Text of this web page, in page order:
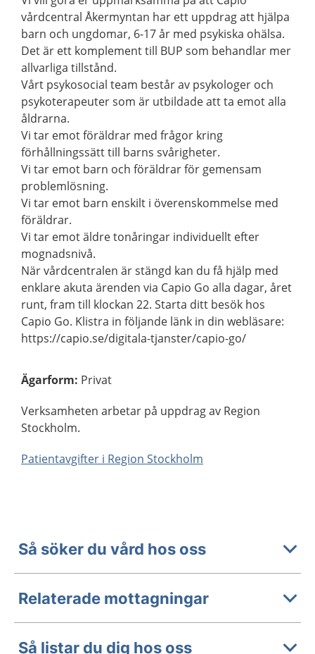
vårdcentral Åkermyntan har ett uppdrag att hjälpa
barn och ungdomar, 6-17 år med psykiska ohälsa.
Det är ett komplement till BUP som behandlar mer
allvarliga tillstånd.
Vårt psykosocial team består av psykologer och
psykoterapeuter som är utbildade att ta emot alla
åldrarna.
Vi tar emot föräldrar med frågor kring
förhållningssätt till barns svårigheter.
Vi tar emot barn och föräldrar för gemensam
problemlösning.
Vi tar emot barn enskilt i överenskommelse med
föräldrar.
Vi tar emot äldre tonåringar individuellt efter
mognadsnivå.
När vårdcentralen är stängd kan du få hjälp med
enklare akuta ärenden via Capio Go alla dagar, året
runt, fram till klockan 22. Starta ditt besök hos
Capio Go. Klistra in följande länk in din webläsare:
https://capio.se/digitala-tjanster/capio-go/
Ägarform: Privat
Verksamheten arbetar på uppdrag av Region
Stockholm.
Patientavgifter i Region Stockholm
Så söker du vård hos oss
Relaterade mottagningar
Så listar du dig hos oss